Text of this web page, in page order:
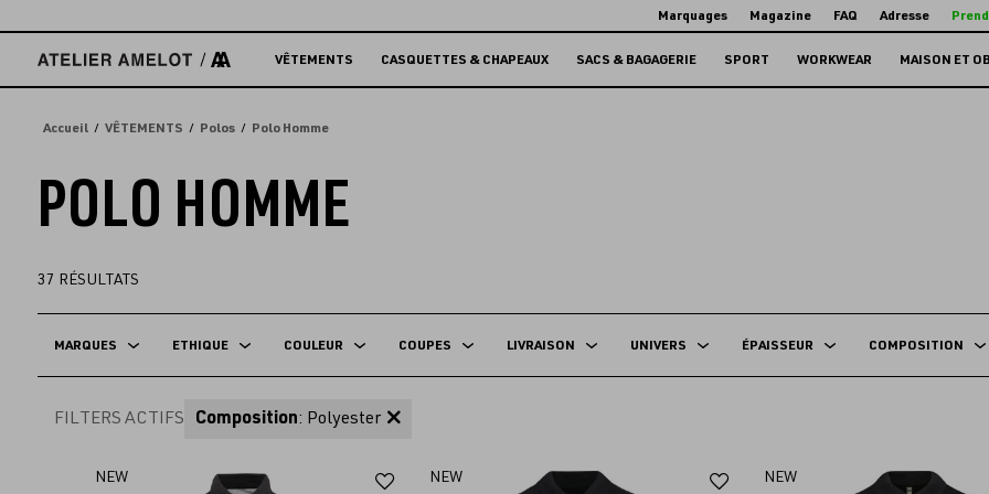
directement
contenu
Marquages Magazine FAQ Adresse
VÊTEMENTS CASQUETTES & CHAPEAUX SACS & BAGAGERIE SPORT WORKWEAR MAISON ET
Accueil VÊTEMENTS Polos Polo Homme
POLO HOMME
37 RÉSULTATS
MARQUES ETHIQUE COULEUR COUPES LIVRAISON UNIVERS ÉPAISSEUR COMPOSITION
FILTERS ACTIFS Composition: Polyester
NEW
Ajouter
NEW
Ajouter
NEW